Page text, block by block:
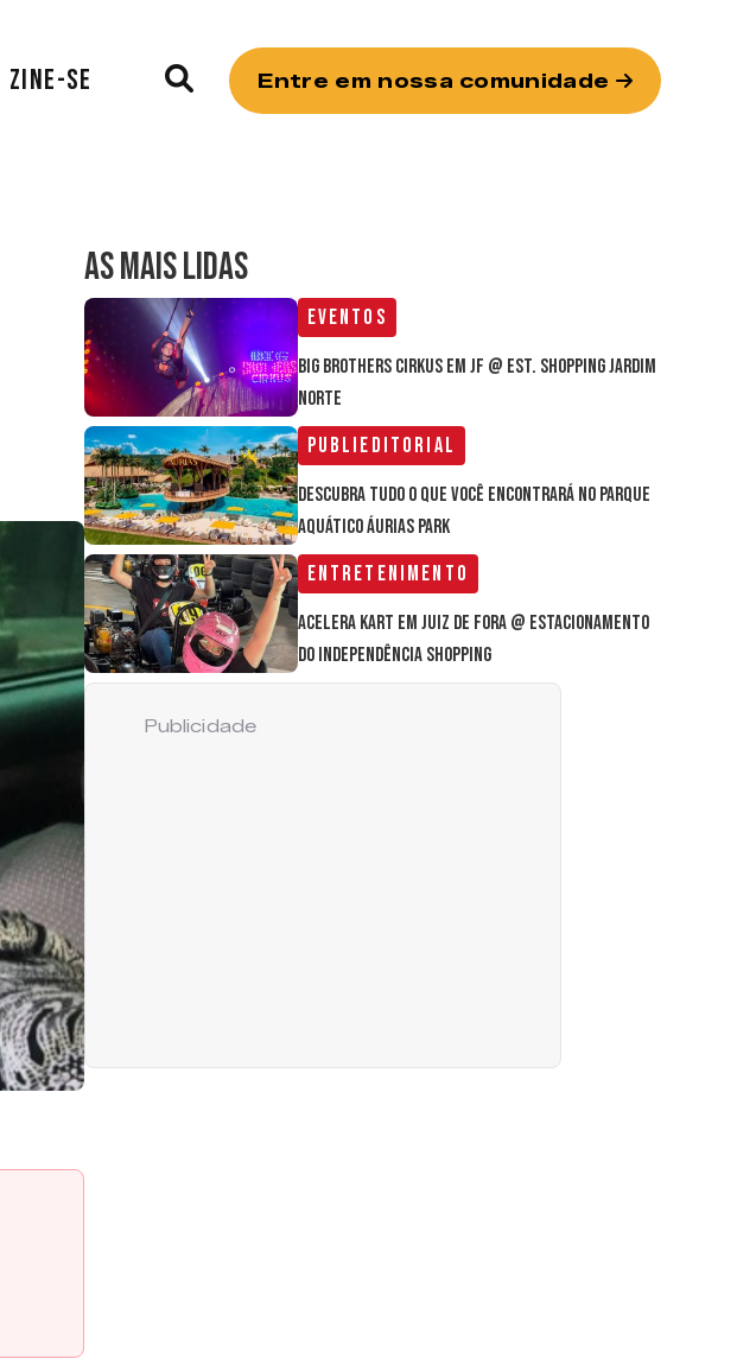
ZINE-SE Entre em nossa comunidade
AS MAIS LIDAS
Eventos
Big Brothers Cirkus em JF @ Est. Shopping Jardim
Norte
Publieditorial
Descubra tudo o que você encontrará no parque
aquático Áurias Park
Entretenimento
Acelera Kart em Juiz de Fora @ estacionamento
do Independência Shopping
Publicidade